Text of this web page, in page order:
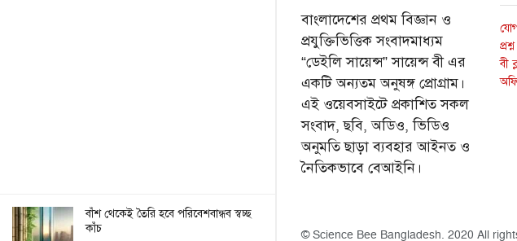
বাঁশ থেকেই তৈরি হবে পরিবেশবান্ধব স্বচ্ছ
কাঁচ
বাংলাদেশের প্রথম বিজ্ঞান ও
প্রযুক্তিভিত্তিক সংবাদমাধ্যম
“ডেইলি সায়েন্স” সায়েন্স বী এর
একটি অন্যতম অনুষঙ্গ প্রোগ্রাম।
এই ওয়েবসাইটে প্রকাশিত সকল
সংবাদ, ছবি, অডিও, ভিডিও
অনুমতি ছাড়া ব্যবহার আইনত ও
নৈতিকভাবে বেআইনি।
বী
© Science Bee Bangladesh. 2020 All